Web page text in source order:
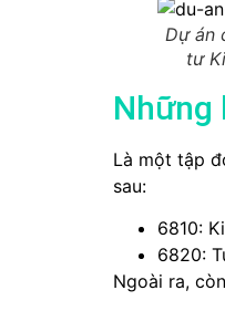
Dự án
tư
Những
Là một tập
sau:
6810:
6820:
Ngoài ra,